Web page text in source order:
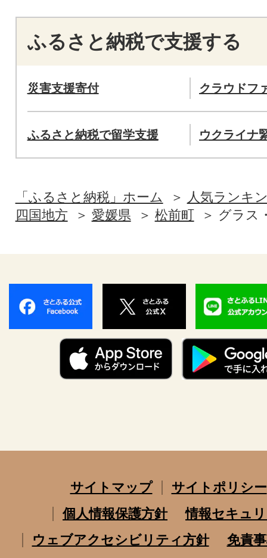
ふるさと納税で支援する
災害支援寄付 クラウドフ
ふるさと納税で留学支援 ウクライナ
「ふるさと納税」ホーム
人気ランキ
四国地方
愛媛県 松前町 グラス
サイトマップ
サイトポリシー
個人情報保護方針
情報セキュ
ウェブアクセシビリティ方針
免責